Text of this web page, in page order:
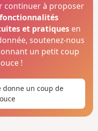
continuer à proposer
fonctionnalités
et pratiques en
soutenez-nous
un petit coup
!
donne un coup de